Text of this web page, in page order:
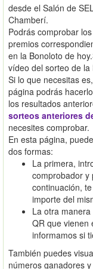
desde el Salón de
Chamberí.
Podrás comprobar
premios
en la Bonoloto de
vídeo del sorteo de
Si lo que necesitas es,
página podrás
los resultados
sorteos anteriores
necesites comprobar.
En esta página,
dos formas:
La primera,
comprobador y
continuación,
importe del
La otra
QR que vienen
informamos si
También puedes
números ganadores